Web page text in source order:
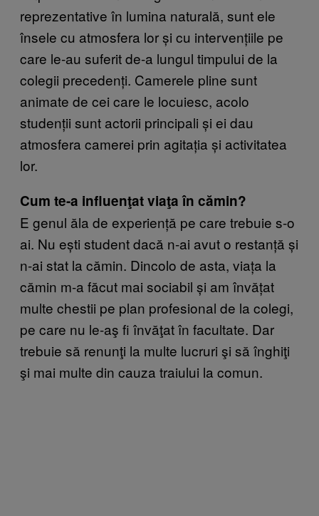
reprezentative în lumina naturală, sunt ele
însele cu atmosfera lor și cu intervențiile pe
care le-au suferit de-a lungul timpului de la
colegii precedenți. Camerele pline sunt
animate de cei care le locuiesc, acolo
studenții sunt actorii principali și ei dau
atmosfera camerei prin agitația și activitatea
lor.
Cum te-a influenţat viaţa în cămin?
E genul ăla de experiență pe care trebuie s-o
ai. Nu ești student dacă n-ai avut o restanță și
n-ai stat la cămin. Dincolo de asta, viața la
cămin m-a făcut mai sociabil și am învățat
multe chestii pe plan profesional de la colegi,
pe care nu le-aş fi învăţat în facultate. Dar
trebuie să renunţi la multe lucruri şi să înghiţi
şi mai multe din cauza traiului la comun.